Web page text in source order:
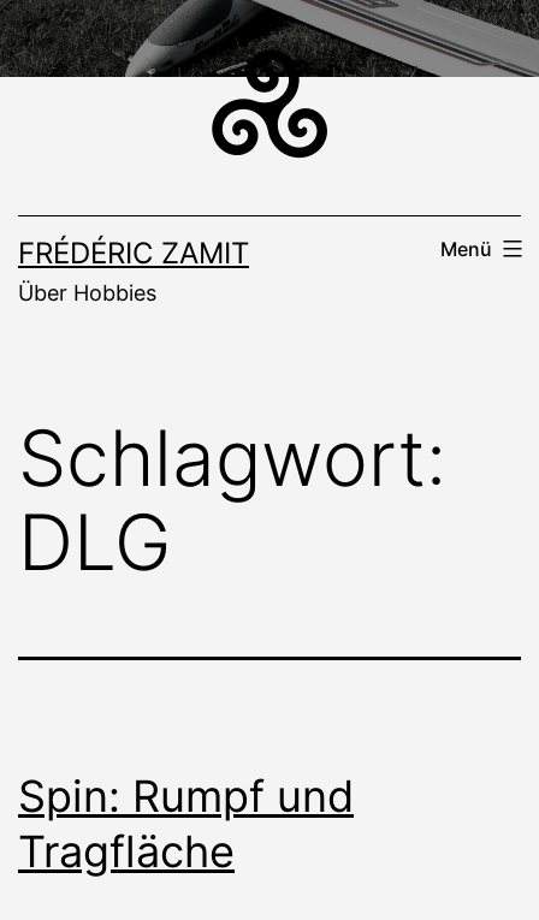
Zum
Inhalt
FRÉDÉRIC ZAMIT
Über Hobbies
Menü
Schlagwort:
DLG
Spin: Rumpf und
Tragfläche